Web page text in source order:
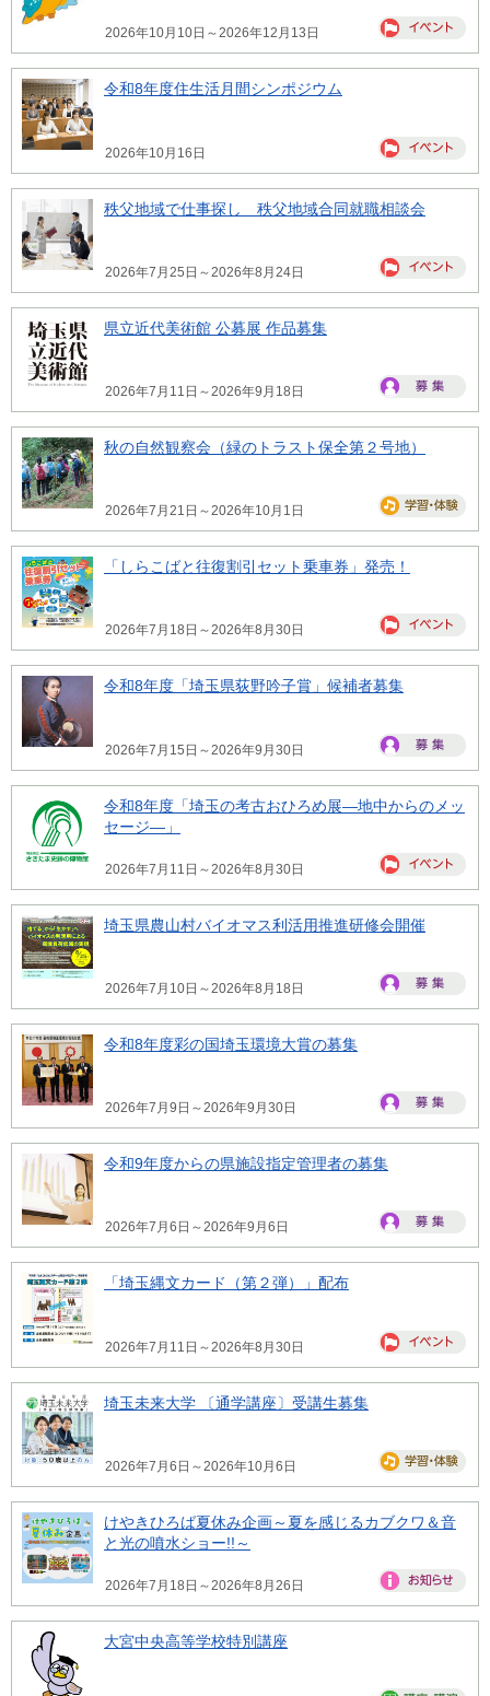
2026年10月10日～2026年12月13日
令和8年度住生活月間シンポジウム
2026年10月16日
秩父地域で仕事探し 秩父地域合同就職相談会
2026年7月25日～2026年8月24日
県立近代美術館 公募展 作品募集
2026年7月11日～2026年9月18日
秋の自然観察会（緑のトラスト保全第２号地）
2026年7月21日～2026年10月1日
「しらこばと往復割引セット乗車券」発売！
2026年7月18日～2026年8月30日
令和8年度「埼玉県荻野吟子賞」候補者募集
2026年7月15日～2026年9月30日
令和8年度「埼玉の考古おひろめ展―地中からのメッ
セージ―」
2026年7月11日～2026年8月30日
埼玉県農山村バイオマス利活用推進研修会開催
2026年7月10日～2026年8月18日
令和8年度彩の国埼玉環境大賞の募集
2026年7月9日～2026年9月30日
令和9年度からの県施設指定管理者の募集
2026年7月6日～2026年9月6日
「埼玉縄文カード（第２弾）」配布
2026年7月11日～2026年8月30日
埼玉未来大学 〔通学講座〕受講生募集
2026年7月6日～2026年10月6日
けやきひろば夏休み企画～夏を感じるカブクワ＆音
と光の噴水ショー!!～
2026年7月18日～2026年8月26日
大宮中央高等学校特別講座